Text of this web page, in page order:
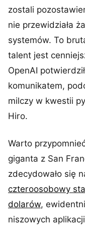
zostali
nie przewidziała
systemów. To
talent jest
OpenAI
komunikatem,
milczy w kwestii
Hiro.
Warto
giganta z San
zdecydowało się
czteroosobowy
dolarów,
niszowych